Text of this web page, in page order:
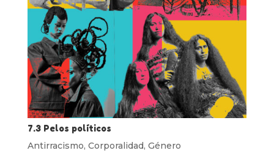
7.3 Pelos políticos
Antirracismo, Corporalidad, Género